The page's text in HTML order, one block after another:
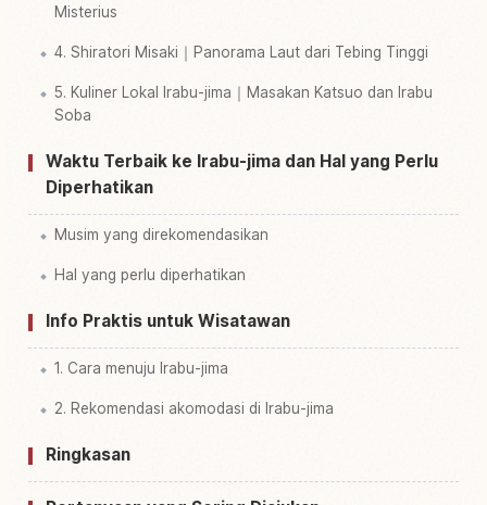
Misterius
4. Shiratori Misaki｜Panorama Laut dari Tebing Tinggi
5. Kuliner Lokal Irabu-jima｜Masakan Katsuo dan Irabu
Soba
Waktu Terbaik ke Irabu-jima dan Hal yang Perlu
Diperhatikan
Musim yang direkomendasikan
Hal yang perlu diperhatikan
Info Praktis untuk Wisatawan
1. Cara menuju Irabu-jima
2. Rekomendasi akomodasi di Irabu-jima
Ringkasan